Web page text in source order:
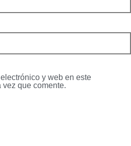
y web en este
que comente.